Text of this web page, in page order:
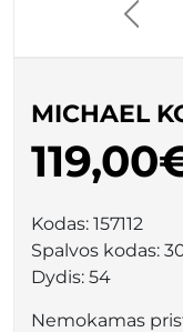
MICHAEL
Kodas: 157112
Spalvos kodas:
Dydis: 54
Nemokamas